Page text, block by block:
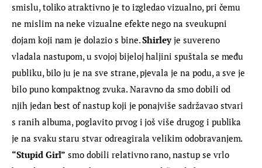
smislu, toliko atraktivno je to izgledao vizualno, pri čemu
ne mislim na neke vizualne efekte nego na sveukupni
dojam koji nam je dolazio s bine. Shirley je suvereno
vladala nastupom, u svojoj bijeloj haljini spuštala se među
publiku, bilo ju je na sve strane, pjevala je na podu, a sve je
bilo puno kompaktnog zvuka. Naravno da smo dobili od
njih jedan best of nastup koji je ponajviše sadržavao stvari
s ranih albuma, poglavito prvog i još više drugog i publika
je na svaku staru stvar odreagirala velikim odobravanjem.
“Stupid Girl” smo dobili relativno rano, nastup se vrlo